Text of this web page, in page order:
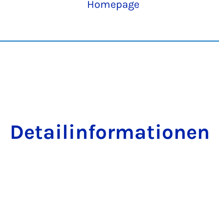
Homepage
Detailinformationen